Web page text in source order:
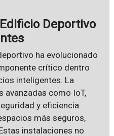
Deportivo
ha evolucionado
crítico dentro
inteligentes. La
avanzadas como IoT,
y eficiencia
más seguros,
instalaciones no